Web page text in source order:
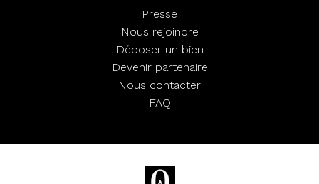
Presse
Nous rejoindre
Déposer un bien
Devenir partenaire
Nous contacter
FAQ
Mentions légales
Confidentialité